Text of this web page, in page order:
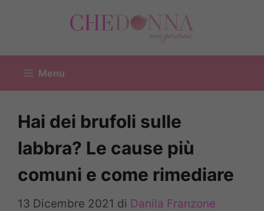
Menu
Hai dei brufoli sulle
labbra? Le cause più
comuni e come rimediare
13 Dicembre 2021 di Danila Franzone